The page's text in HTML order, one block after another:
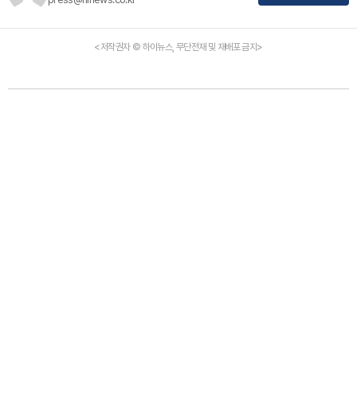
<저작권자 © 하이뉴스, 무단전재 및 재배포 금지>